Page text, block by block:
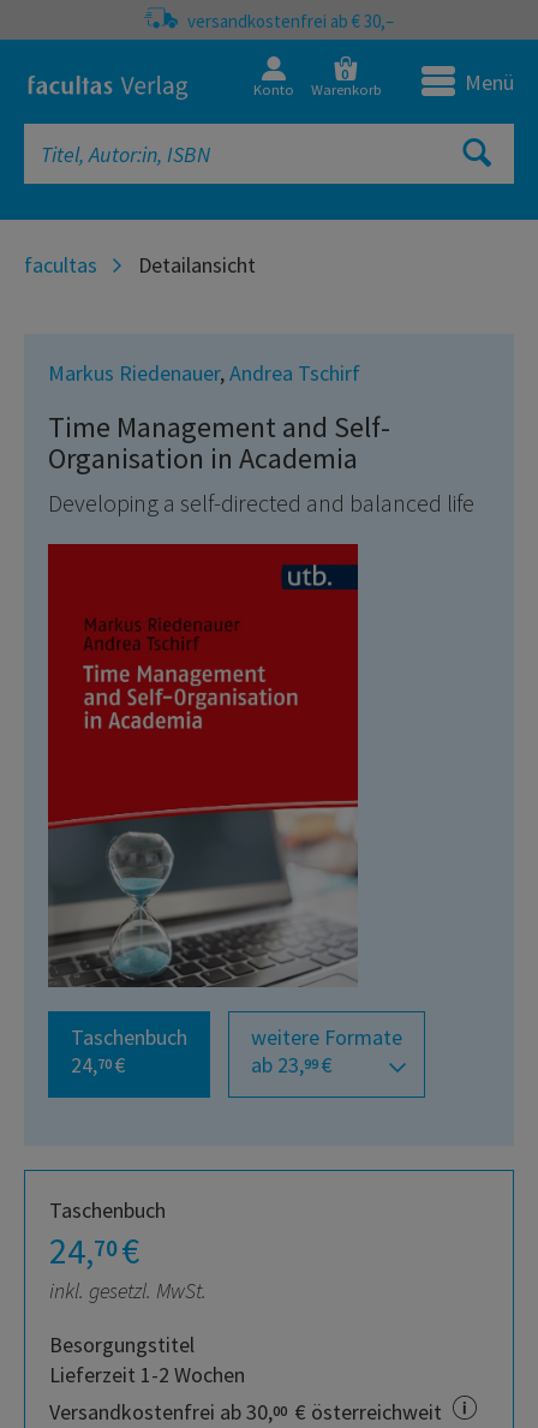
versandkostenfrei ab € 30,–
Konto
0
Warenkorb Menü
facultas Detailansicht
Markus Riedenauer,Andrea Tschirf
Time Management and Self-
Organisation in Academia
Developing a self-directed and balanced life
Taschenbuch
24,70 €
weitere Formate
ab 23,99 €
Taschenbuch
24,70€
inkl. gesetzl. MwSt.
Besorgungstitel
Lieferzeit 1-2 Wochen
Versandkostenfrei ab 30,00 € österreichweit